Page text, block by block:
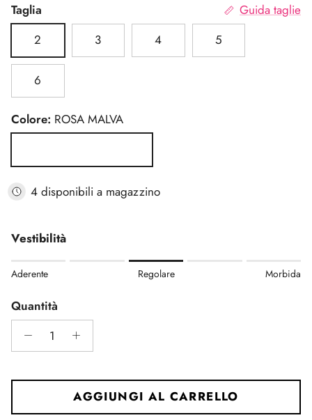
Taglia
Guida taglie
2
3 4 5
6
Colore: ROSA MALVA
4 disponibili a magazzino
Vestibilità
Rating of 1 means Aderente.
Rating of 5 means Morbida.
The rating of this product for "" is 3.
Aderente Regolare Morbida
Quantità
AGGIUNGI AL CARRELLO